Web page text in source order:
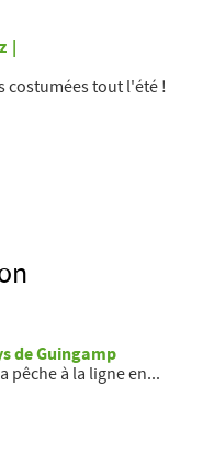
costumées tout l'été !
de Guingamp
pêche à la ligne en...